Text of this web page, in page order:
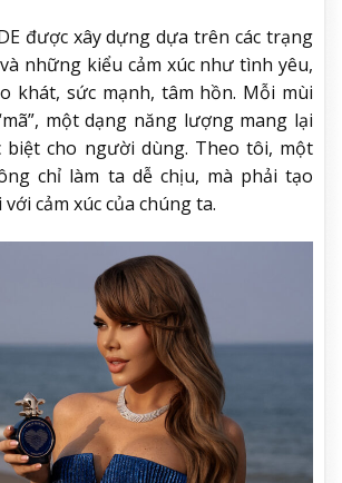
được xây dựng dựa trên các trạng
những kiểu cảm xúc như tình yêu,
khát, sức mạnh, tâm hồn. Mỗi mùi
một dạng năng lượng mang lại
biệt cho người dùng. Theo tôi, một
chỉ làm ta dễ chịu, mà phải tạo
cảm xúc của chúng ta.